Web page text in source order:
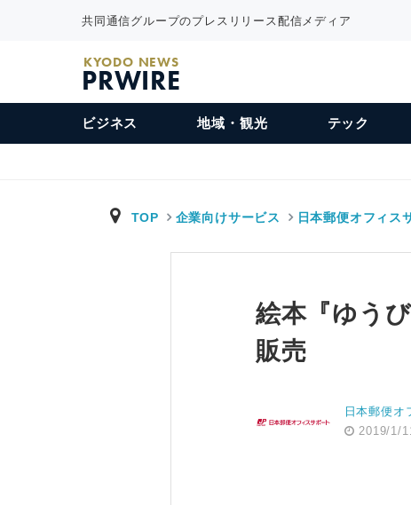
共同通信グループのプレスリリース配信メディア
KYODO NEWS
PRWIRE
ビジネス 地域・観光 テック
TOP 企業向けサービス 日本郵便オフィス
絵本『ゆう
販売
日本郵便オ
2019/1/